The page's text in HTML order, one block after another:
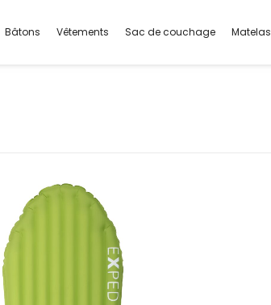
Sac de couchage Matelas
Bâtons Vêtements